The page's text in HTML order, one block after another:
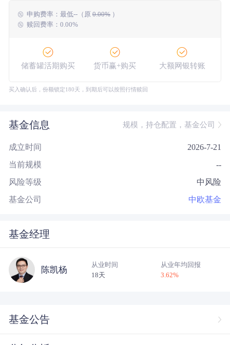
成立以来 1.32%
申购费率： 最低--（原 0.00%）
赎回费率：0.00%
储蓄罐活期购买 货币赢+购买 大额网银转账
买入确认后，份额锁定180天，到期后可以按照行情赎回
基金信息 规模，持仓配置，基金公司
成立时间 2026-7-21
当前规模 --
风险等级 中风险
基金公司 中欧基金
基金经理
陈凯杨
从业时间
18天
从业年均回报
3.62%
基金公告